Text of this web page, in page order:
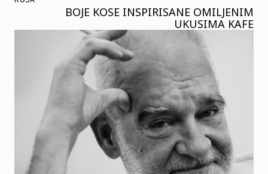
BOJE KOSE INSPIRISANE OMILJENIM
UKUSIMA KAFE